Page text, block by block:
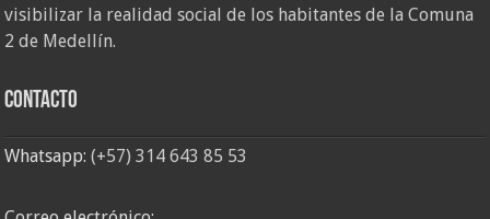
visibilizar la realidad social de los habitantes de la Comuna
2 de Medellín.
Contacto
Whatsapp:(+57) 314 643 85 53